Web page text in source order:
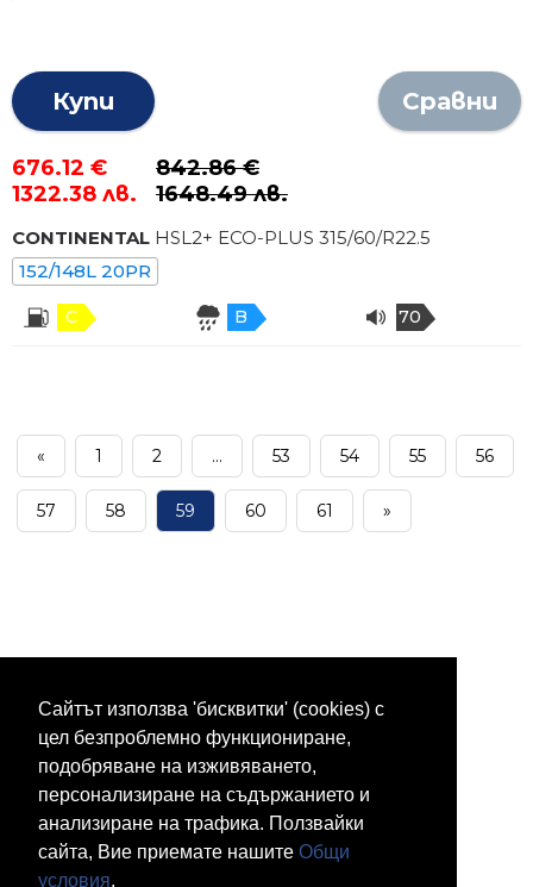
Сайтът използва 'бисквитки' (cookies) с
цел безпроблемно функциониране,
подобряване на изживяването,
персонализиране на съдържанието и
анализиране на трафика. Ползвайки
сайта, Вие приемате нашите Общи
условия.
Купи Сравни
676.12 €
1322.38 лв.
842.86 €
1648.49 лв.
CONTINENTAL HSL2+ ECO-PLUS 315/60/R22.5
152/148L 20PR
C B 70
« 1 2 ... 53 54 55 56
57 58 59 60 61 »